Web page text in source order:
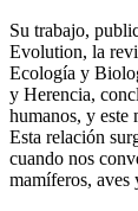
Su trabajo,
Evolution, la
Ecología y
y Herencia,
humanos, y este
Esta relación
cuando nos
mamíferos, aves